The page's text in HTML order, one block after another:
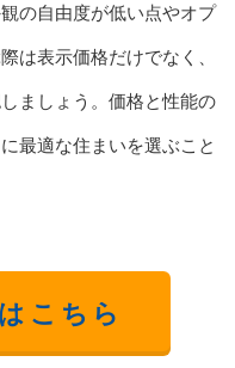
の自由度が低い点やオプ
は表示価格だけでなく、
ましょう。価格と性能の
最適な住まいを選ぶこと
こちら